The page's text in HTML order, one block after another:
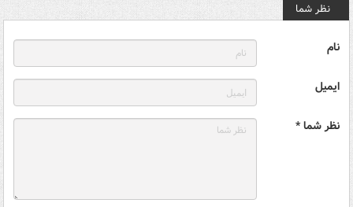
نظر شما
نام
ایمیل
نظر شما *